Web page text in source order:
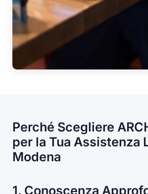
Perché Scegliere
per la Tua Assistenza
Modena
1. Conoscenza